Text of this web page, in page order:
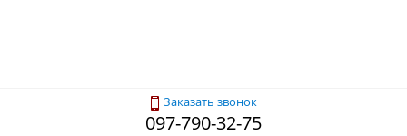
Заказать звонок
097-790-32-75